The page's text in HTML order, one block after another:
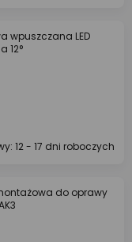
wpuszczana LED
12°
12 - 17 dni roboczych
do oprawy